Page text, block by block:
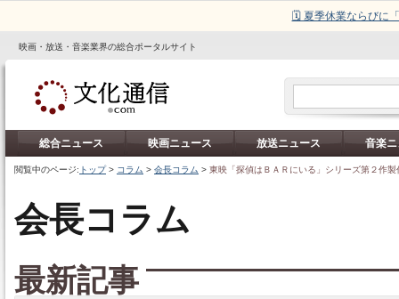
🗓️ 夏季休業ならびに
映画・放送・音楽業界の総合ポータルサイト
総合ニュース 映画ニュース 放送ニュース 音楽
閲覧中のページ: トップ> コラム > 会長コラム > 東映「探偵はＢＡＲにいる」シリーズ第２作製
会長コラム
最新記事